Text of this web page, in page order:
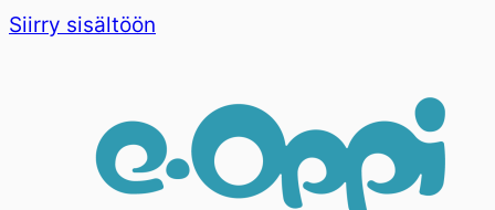
Siirry sisältöön